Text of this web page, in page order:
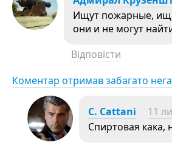
Ищут пожарные,
они и не могут
Відповісти
Коментар отримав забагато
C. Cattani 11
Спиртовая кака,